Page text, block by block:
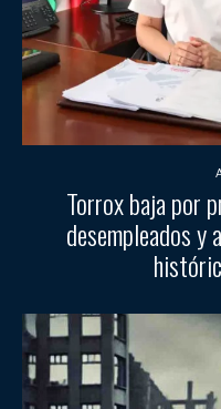
Torrox baja por
desempleados y